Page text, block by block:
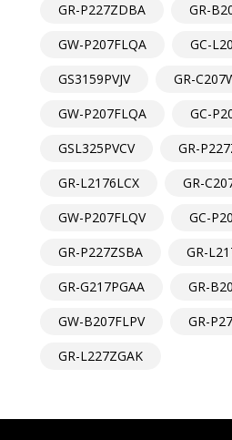
GR-P227ZDBA
GR-
GW-P207FLQA
GC-
GS3159PVJV
GR-
GW-P207FLQA
GC-
GSL325PVCV
GR-
GR-L2176LCX
GR-
GW-P207FLQV
GC-
GR-P227ZSBA
GR-
GR-G217PGAA
GR-
GW-B207FLPV
GR-
GR-L227ZGAK